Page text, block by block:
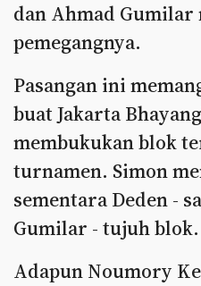
dan Ahmad Gumilar
pemegangnya.
Pasangan ini
buat Jakarta
membukukan blok
turnamen. Simon
sementara Deden -
Gumilar - tujuh blok.
Adapun Noumory